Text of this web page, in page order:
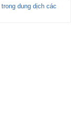
dung dịch các